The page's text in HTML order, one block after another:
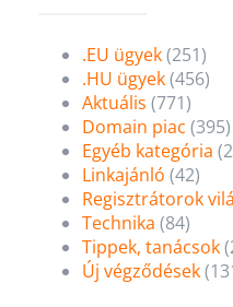
.EU ügyek(251)
.HU ügyek(456)
Aktuális (771)
Domain piac (395)
Egyéb kategória
Linkajánló (42)
Regisztrátorok
Technika (84)
Tippek, tanácsok
Új végződések